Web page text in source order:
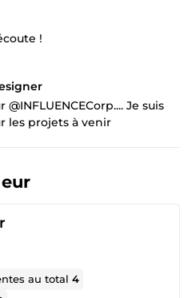
!
Je suis
les projets à venir
au total4